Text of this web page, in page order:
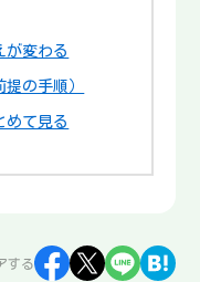
が変わる
の手順）
めて見る
する